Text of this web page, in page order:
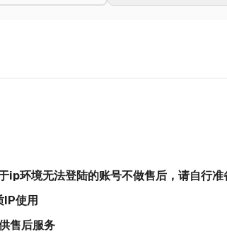
环境无法登陆的账号不做售后，请自行
IP使用
售后服务